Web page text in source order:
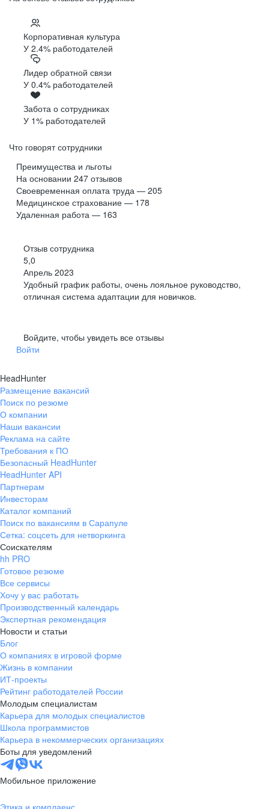
Корпоративная культура
У 2.4% работодателей
Лидер обратной связи
У 0.4% работодателей
Забота о сотрудниках
У 1% работодателей
Что говорят сотрудники
Преимущества и льготы
На основании 247 отзывов
Своевременная оплата труда — 205
Медицинское страхование — 178
Удаленная работа — 163
Отзыв сотрудника
5,0
Апрель 2023
Удобный график работы, очень лояльное руководство,
отличная система адаптации для новичков.
Войдите, чтобы увидеть все отзывы
Войти
HeadHunter
Размещение вакансий
Поиск по резюме
О компании
Наши вакансии
Реклама на сайте
Требования к ПО
Безопасный HeadHunter
HeadHunter API
Партнерам
Инвесторам
Каталог компаний
Поиск по вакансиям в Сарапуле
Сетка: соцсеть для нетворкинга
Соискателям
hh PRO
Готовое резюме
Все сервисы
Хочу у вас работать
Производственный календарь
Экспертная рекомендация
Новости и статьи
Блог
О компаниях в игровой форме
Жизнь в компании
ИТ-проекты
Рейтинг работодателей России
Молодым специалистам
Карьера для молодых специалистов
Школа программистов
Карьера в некоммерческих организациях
Боты для уведомлений
Мобильное приложение